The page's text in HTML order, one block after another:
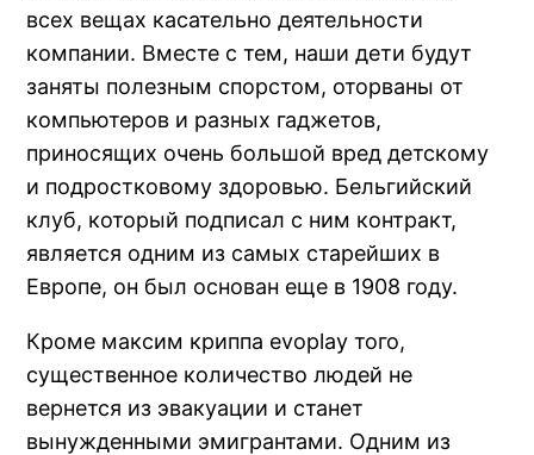
всех вещах касательно деятельности
компании. Вместе с тем, наши дети будут
заняты полезным спорстом, оторваны от
компьютеров и разных гаджетов,
приносящих очень большой вред детскому
и подростковому здоровью. Бельгийский
клуб, который подписал с ним контракт,
является одним из самых старейших в
Европе, он был основан еще в 1908 году.
Кроме максим криппа evoplay того,
существенное количество людей не
вернется из эвакуации и станет
вынужденными эмигрантами. Одним из